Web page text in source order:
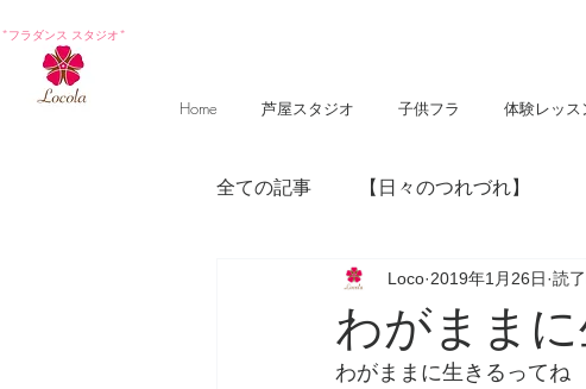
*フラダンス スタジオ*
Home 芦屋スタジオ 子供フラ 体験レッス
全ての記事 【日々のつれづれ】
【photography 】 【poem】
わがままに
Loco 2019年1月26日 読
わがままに生きるってね